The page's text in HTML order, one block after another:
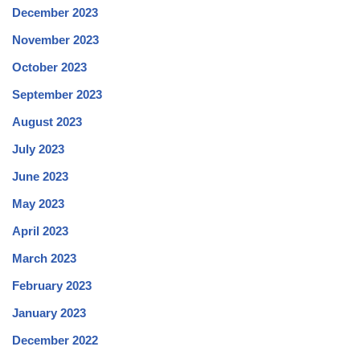
December 2023
November 2023
October 2023
September 2023
August 2023
July 2023
June 2023
May 2023
April 2023
March 2023
February 2023
January 2023
December 2022